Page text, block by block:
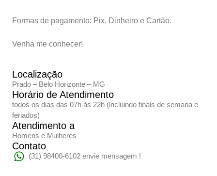
Formas de pagamento: Pix, Dinheiro e Cartão.
Venha me conhecer!
Localização
Prado – Belo Horizonte – MG
Horário de Atendimento
todos os dias das 07h às 22h (incluindo finais de semana e
feriados)
Atendimento a
Homens e Mulheres
Contato
(31) 98400-6102 envie mensagem !